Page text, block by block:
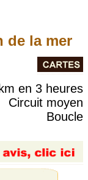
de la mer
en 3 heures
Circuit moyen
Boucle